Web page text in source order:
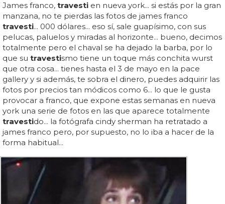
James franco, travesti en nueva york... si estás por la gran
manzana, no te pierdas las fotos de james franco
travesti... 000 dólares... eso sí, sale guapísimo, con sus
pelucas, paluelos y miradas al horizonte... bueno, decimos
totalmente pero el chaval se ha dejado la barba, por lo
que su travestismo tiene un toque más conchita wurst
que otra cosa... tienes hasta el 3 de mayo en la pace
gallery y si además, te sobra el dinero, puedes adquirir las
fotos por precios tan módicos como 6... lo que le gusta
provocar a franco, que expone estas semanas en nueva
york una serie de fotos en las que aparece totalmente
travestido... la fotógrafa cindy sherman ha retratado a
james franco pero, por supuesto, no lo iba a hacer de la
forma habitual...